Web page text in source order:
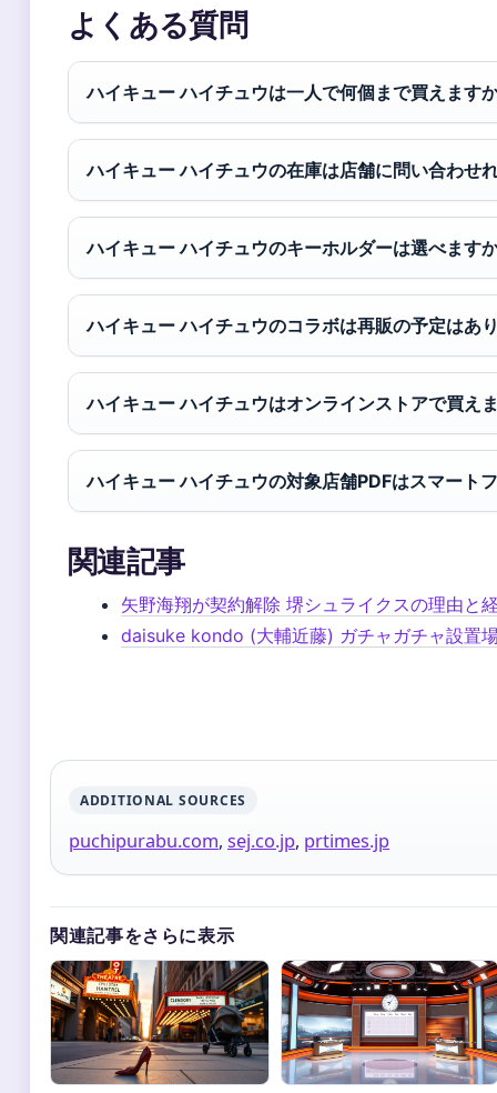
よくある質問
ハイキュー ハイチュウは一人で何個まで買えます
ハイキュー ハイチュウの在庫は店舗に問い合わせ
ハイキュー ハイチュウのキーホルダーは選べます
ハイキュー ハイチュウのコラボは再販の予定はあ
ハイキュー ハイチュウはオンラインストアで買え
ハイキュー ハイチュウの対象店舗PDFはスマート
関連記事
矢野海翔が契約解除 堺シュライクスの理由と
daisuke kondo (大輔近藤) ガチャガチャ設置
ADDITIONAL SOURCES
puchipurabu.com, sej.co.jp, prtimes.jp
関連記事をさらに表示